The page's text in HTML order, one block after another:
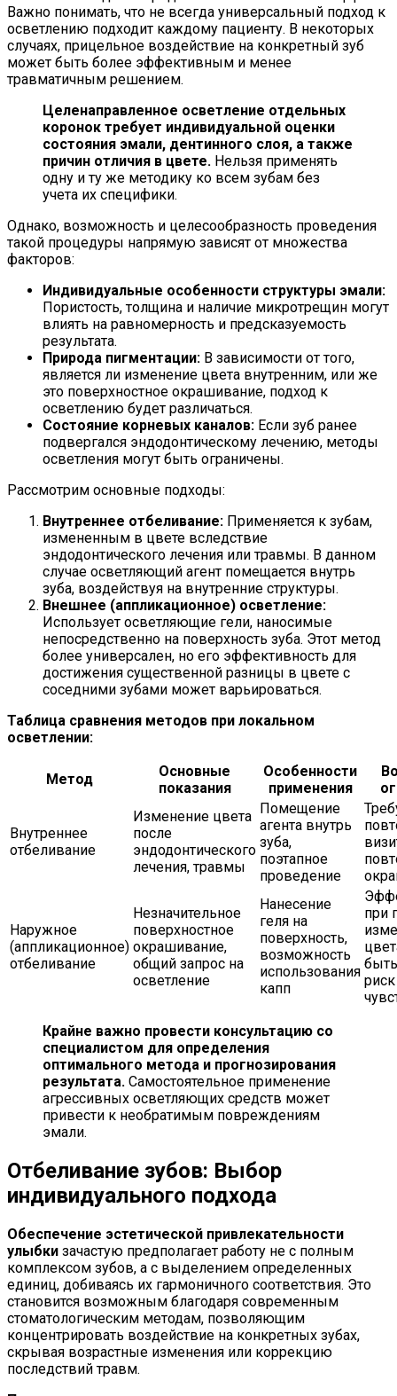
Важно понимать, что не всегда универсальный подход к
осветлению подходит каждому пациенту. В некоторых
случаях, прицельное воздействие на конкретный зуб
может быть более эффективным и менее
травматичным решением.
Целенаправленное осветление отдельных
коронок требует индивидуальной оценки
состояния эмали, дентинного слоя, а также
причин отличия в цвете. Нельзя применять
одну и ту же методику ко всем зубам без
учета их специфики.
Однако, возможность и целесообразность проведения
такой процедуры напрямую зависят от множества
факторов:
Индивидуальные особенности структуры эмали:
Пористость, толщина и наличие микротрещин могут
влиять на равномерность и предсказуемость
результата.
Природа пигментации: В зависимости от того,
является ли изменение цвета внутренним, или же
это поверхностное окрашивание, подход к
осветлению будет различаться.
Состояние корневых каналов: Если зуб ранее
подвергался эндодонтическому лечению, методы
осветления могут быть ограничены.
Рассмотрим основные подходы:
Внутреннее отбеливание: Применяется к зубам,
измененным в цвете вследствие
эндодонтического лечения или травмы. В данном
случае осветляющий агент помещается внутрь
зуба, воздействуя на внутренние структуры.
Внешнее (аппликационное) осветление:
Использует осветляющие гели, наносимые
непосредственно на поверхность зуба. Этот метод
более универсален, но его эффективность для
достижения существенной разницы в цвете с
соседними зубами может варьироваться.
Таблица сравнения методов при локальном
осветлении:
Метод
Основные
показания
Особенности
применения
Внутреннее
отбеливание
Изменение цвета
после
эндодонтического
лечения, травмы
Помещение
агента внутрь
зуба,
поэтапное
проведение
Наружное
(аппликационное)
отбеливание
Незначительное
поверхностное
окрашивание,
общий запрос на
осветление
Нанесение
геля на
поверхность,
возможность
использования
капп
при
Крайне важно провести консультацию со
специалистом для определения
оптимального метода и прогнозирования
результата. Самостоятельное применение
агрессивных осветляющих средств может
привести к необратимым повреждениям
эмали.
Отбеливание зубов: Выбор
индивидуального подхода
Обеспечение эстетической привлекательности
улыбки зачастую предполагает работу не с полным
комплексом зубов, а с выделением определенных
единиц, добиваясь их гармоничного соответствия. Это
становится возможным благодаря современным
стоматологическим методам, позволяющим
концентрировать воздействие на конкретных зубах,
скрывая возрастные изменения или коррекцию
последствий травм.